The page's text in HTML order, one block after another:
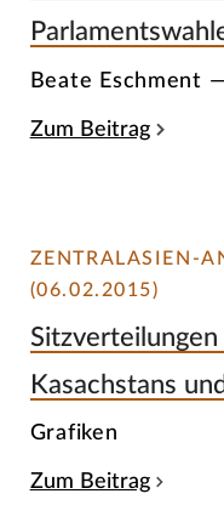
Beate Eschment
Zum Beitrag
ZENTRALASIEN-
(06.02.2015)
Kasachstans
Grafiken
Zum Beitrag